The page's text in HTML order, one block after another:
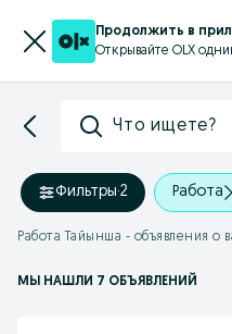
Продолжить в
Открывайте OLX
Что ищете?
Фильтры·2 Работа
Работа Тайынша - объявления о
МЫ НАШЛИ 7 ОБЪЯВЛЕНИЙ